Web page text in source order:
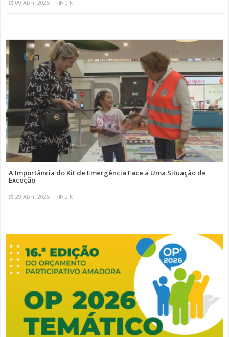
09 Abril 2025 0 K
A Importância do Kit de Emergência Face a Uma Situação de
Exceção
29 Abril 2025 2 K